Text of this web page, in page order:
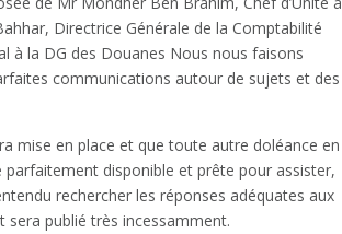
Directrice Générale de la Comptabilité
à la DG des Douanes Nous nous faisons
communications autour de sujets et des
mise en place et que toute autre doléance en
disponible et prête pour assister,
rechercher les réponses adéquates aux
sera publié très incessamment.